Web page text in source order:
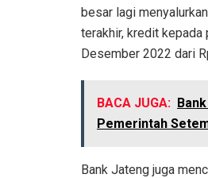
besar lagi
terakhir, kredit kepada
Desember 2022 dari
BACA JUGA:
Pemerintah
Bank Jateng juga